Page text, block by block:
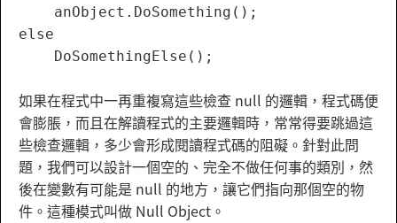
    anObject.DoSomething();
else
如果在程式中一再重複寫這些檢查 null 的邏輯，程式碼便
會膨脹，而且在解讀程式的主要邏輯時，常常得要跳過這
些檢查邏輯，多少會形成閱讀程式碼的阻礙。針對此問
題，我們可以設計一個空的、完全不做任何事的類別，然
後在變數有可能是 null 的地方，讓它們指向那個空的物
件。這種模式叫做 Null Object。